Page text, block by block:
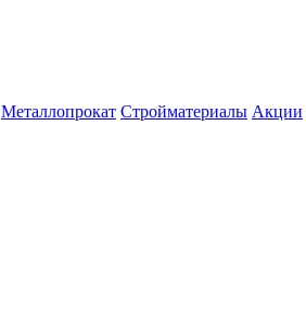
Металлопрокат Стройматериалы Акции